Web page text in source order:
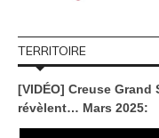
TERRITOIRE
[VIDÉO] Creuse
révèlent… Mars 2025: